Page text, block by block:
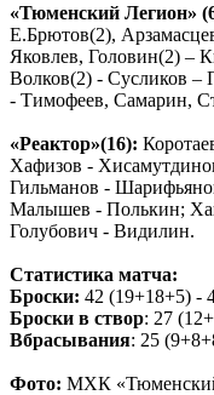
«Тюменский Легион»
Е.Брютов(2),
Яковлев, Головин(2) –
Волков(2) - Сусликов –
- Тимофеев, Самарин,
«Реактор»(16):
Хафизов -
Гильманов -
Малышев - Полькин;
Голубович - Видилин.
Статистика матча:
Броски: 42 (19+18+5) -
Броски в створ: 27
Вбрасывания: 25
Фото: МХК